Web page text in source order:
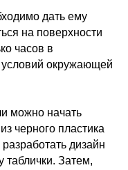
дать ему
на поверхности
часов в
условий окружающей
можно начать
черного пластика
дизайн
Затем,